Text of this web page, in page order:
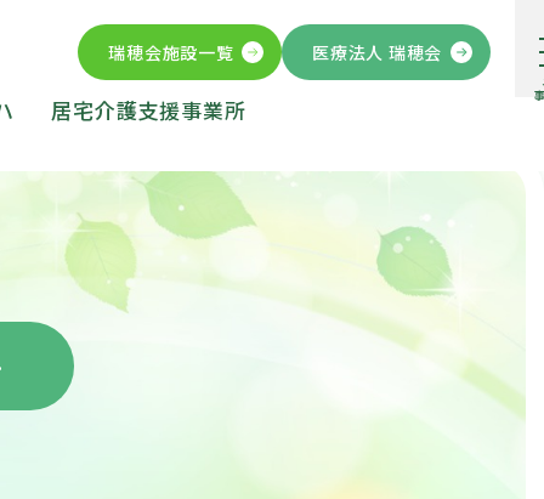
瑞穂会施設一覧 医療法人 瑞穂会
居宅介護支援事業所